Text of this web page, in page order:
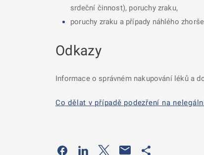
srdeční činnost), poruchy zraku,
poruchy zraku a případy náhlého
Odkazy
Informace o správném nakupování léků a
Co dělat v případě podezření na
Odkaz se otevře na nové kartě
Odkaz se otevře na nové kartě
Odkaz se otevře na nové